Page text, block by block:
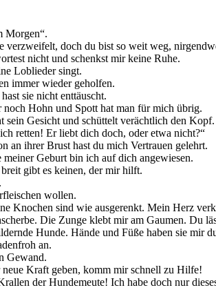
Morgen“.
doch du bist so weit weg,
nicht und schenkst mir keine Ruhe.
Loblieder singt.
immer wieder geholfen.
sie nicht enttäuscht.
Hohn und Spott hat man für mich übrig.
Gesicht und schüttelt verächtlich den Kopf.
retten! Er liebt dich doch, oder etwa nicht?“
an ihrer Brust hast du mich Vertrauen gelehrt.
Geburt bin ich auf dich angewiesen.
gibt es keinen, der mir hilft.
wollen.
Knochen sind wie ausgerenkt. Mein Herz
Die Zunge klebt mir am Gaumen. Du
Hunde. Hände und Füße haben sie mir
an.
Gewand.
Kraft geben, komm mir schnell zu Hilfe!
der Hundemeute! Ich habe doch nur